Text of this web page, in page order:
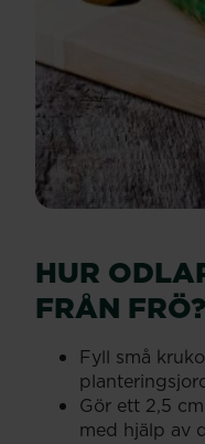
HUR
FRÅN FRÖ?
Fyll små
Gör ett 2,5
med hjälp av